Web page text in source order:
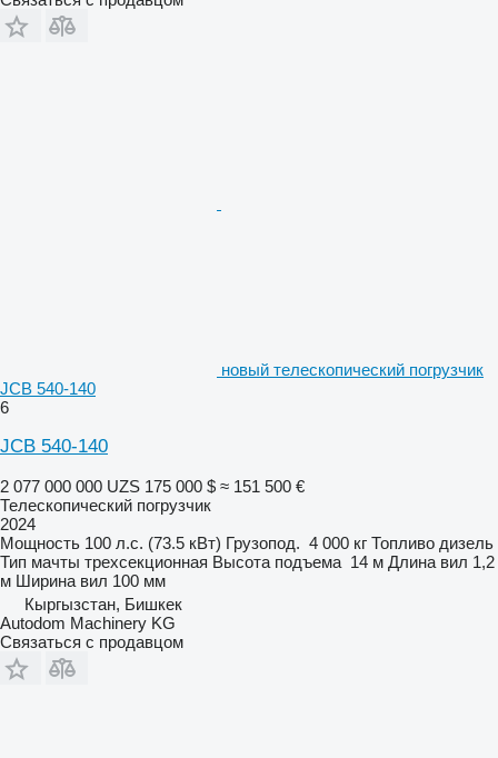
новый телескопический погрузчик
JCB 540-140
6
JCB 540-140
2 077 000 000 UZS 175 000 $ ≈ 151 500 €
Телескопический погрузчик
2024
Мощность 100 л.с. (73.5 кВт) Грузопод. 4 000 кг Топливо дизель
Тип мачты трехсекционная Высота подъема 14 м Длина вил 1,2
м Ширина вил 100 мм
Кыргызстан, Бишкек
Autodom Machinery KG
Связаться с продавцом